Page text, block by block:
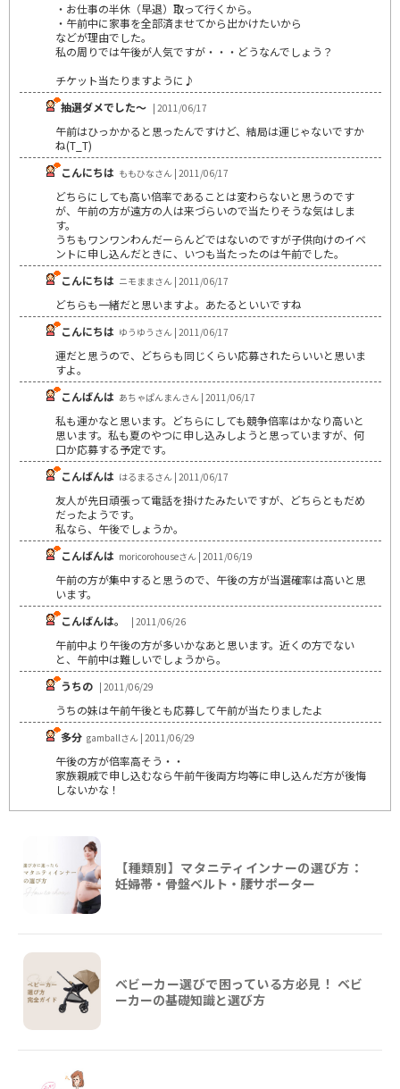
・お仕事の半休（早退）取って行くから。
・午前中に家事を全部済ませてから出かけたいから
などが理由でした。
私の周りでは午後が人気ですが・・・どうなんでしょう？
チケット当たりますように♪
抽選ダメでした～ | 2011/06/17
午前はひっかかると思ったんですけど、結局は運じゃないですか
ね(T_T)
こんにちは ももひなさん | 2011/06/17
どちらにしても高い倍率であることは変わらないと思うのです
が、午前の方が遠方の人は来づらいので当たりそうな気はしま
す。
うちもワンワンわんだーらんどではないのですが子供向けのイベ
ントに申し込んだときに、いつも当たったのは午前でした。
こんにちは ニモままさん | 2011/06/17
どちらも一緒だと思いますよ。あたるといいですね
こんにちは ゆうゆうさん | 2011/06/17
運だと思うので、どちらも同じくらい応募されたらいいと思いま
すよ。
こんばんは あちゃぱんまんさん | 2011/06/17
私も運かなと思います。どちらにしても競争倍率はかなり高いと
思います。私も夏のやつに申し込みしようと思っていますが、何
口か応募する予定です。
こんばんは はるまるさん | 2011/06/17
友人が先日頑張って電話を掛けたみたいですが、どちらともだめ
だったようです。
私なら、午後でしょうか。
こんばんは moricorohouseさん | 2011/06/19
午前の方が集中すると思うので、午後の方が当選確率は高いと思
います。
こんばんは。
| 2011/06/26
午前中より午後の方が多いかなあと思います。近くの方でない
と、午前中は難しいでしょうから。
うちの | 2011/06/29
うちの妹は午前午後とも応募して午前が当たりましたよ
多分 gamballさん | 2011/06/29
午後の方が倍率高そう・・
家族親戚で申し込むなら午前午後両方均等に申し込んだ方が後悔
しないかな！
【種類別】マタニティインナーの選び方：
妊婦帯・骨盤ベルト・腰サポーター
ベビーカー選びで困っている方必見！ ベビ
ーカーの基礎知識と選び方